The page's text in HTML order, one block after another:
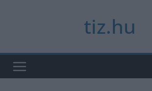
tiz.hu